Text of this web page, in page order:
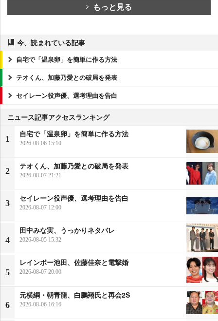
もっと見る
今、読まれている記事
自宅で「温泉卵」を簡単に作る方法
テオくん、加藤乃愛との破局を発表
セイレーン役声優、選考理由を告白
ニュース記事アクセスランキング
1
自宅で「温泉卵」を簡単に作る方法
2026-08-06 15:10
2
テオくん、加藤乃愛との破局を発表
2026-08-07 21:21
3
セイレーン役声優、選考理由を告白
2026-08-07 12:00
4
田中みな実、うっかりネタバレ
2026-08-05 15:32
5
レインボー池田、佐藤佳奈と電撃婚
2026-08-07 20:00
6
元横綱・朝青龍、白鵬翔氏と再会2S
2026-08-06 16:16